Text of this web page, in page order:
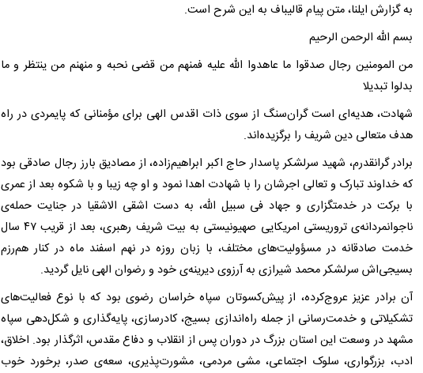
به گزارش ایلنا، متن پیام قالیباف به این شرح است.
بسم الله الرحمن الرحیم
من المومنین رجال صدقوا ما عاهدوا الله علیه فمنهم من قضی نحبه و منهنم من ینتظر و ما
بدلوا تبدیلا
شهادت، هدیه‌ای است گران‌سنگ از سوی ذات اقدس الهی برای مؤمنانی که پایمردی در راه
هدف متعالی دین شریف را برگزیده‌اند.
برادر گرانقدرم، شهید سرلشکر پاسدار حاج اکبر ابراهیم‌زاده، از مصادیق بارز رجال صادقی بود
که خداوند تبارک و تعالی اجرشان را با شهادت اهدا نمود و او چه زیبا و با شکوه بعد از عمری
با برکت در خدمتگزاری و جهاد فی سبیل الله، به دست اشقی الاشقیا در جنایت حمله‌ی
ناجوانمردانه‌ی تروریستی امریکایی صهیونیستی به بیت شریف رهبری، بعد از قریب ۴۷ سال
خدمت صادقانه در مسؤولیت‌های مختلف، با زبان روزه در نهم اسفند ماه در کنار هم‌رزم
بسیجی‌اش سرلشکر محمد شیرازی به آرزوی دیرینه‌ی خود و رضوان الهی نایل گردید.
آن برادر عزیز عروج‌کرده، از پیش‌کسوتان سپاه خراسان رضوی بود که با نوع فعالیت‌های
تشکیلاتی و خدمت‌رسانی از جمله راه‌اندازی بسیج، کادرسازی، پایه‌گذاری و شکل‌دهی سپاه
مشهد در وسعت این استان بزرگ در دوران پس از انقلاب و دفاع مقدس، اثرگذار بود. اخلاق،
ادب، بزرگواری، سلوک اجتماعی، مشی مردمی، مشورت‌پذیری، سعه‌ی صدر، برخورد خوب